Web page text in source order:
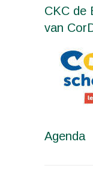
CKC de
van
Agenda